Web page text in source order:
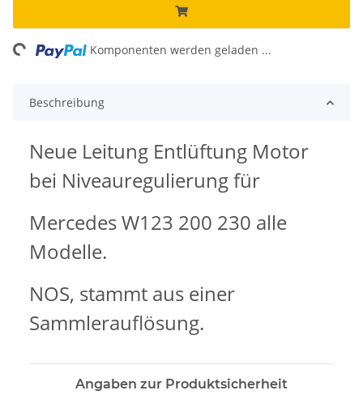
Komponenten werden geladen ...
Beschreibung
Neue Leitung Entlüftung Motor
bei Niveauregulierung für
Mercedes W123 200 230 alle
Modelle.
NOS, stammt aus einer
Sammlerauflösung.
Angaben zur Produktsicherheit